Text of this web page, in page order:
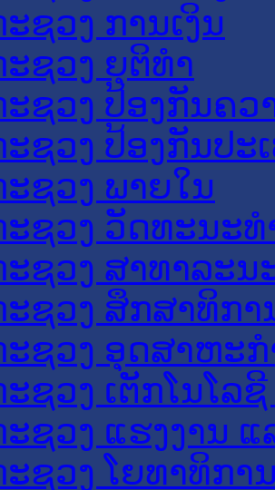
ຊວງ ການເງິນ
ະຊວງ ຍຸຕິທໍາ
ະຊວງ ປ້ອງກັນຄວ
ະຊວງ ປ້ອງກັນປະ
ະຊວງ ພາຍໃນ
ະຊວງ ວັດທະນະ
ະຊວງ ສາທາລະນ
ະຊວງ ສຶກສາທິກາ
ະຊວງ ອຸດສາຫະ
ະຊວງ ເຕັກໂນໂລ
ະຊວງ ແຮງງານ
ະຊວງ ໂຍທາທິກາ